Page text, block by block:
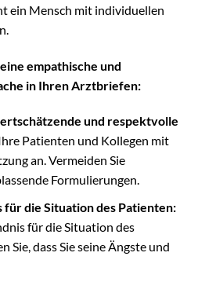
ein Mensch mit individuellen
empathische und
in Ihren Arztbriefen:
und respektvolle
Patienten und Kollegen mit
an. Vermeiden Sie
Formulierungen.
für die Situation des Patienten:
für die Situation des
Sie, dass Sie seine Ängste und